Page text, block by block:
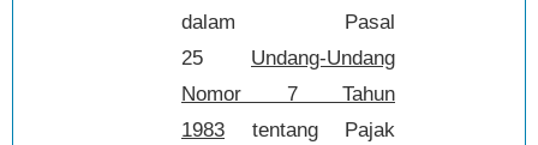
dalam Pasal
25 Undang-Undang
Nomor 7 Tahun
1983 tentang Pajak